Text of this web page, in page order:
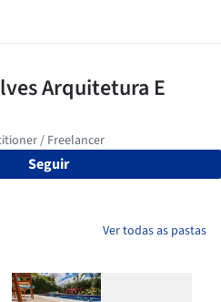
Seguir
Ver todas as pastas